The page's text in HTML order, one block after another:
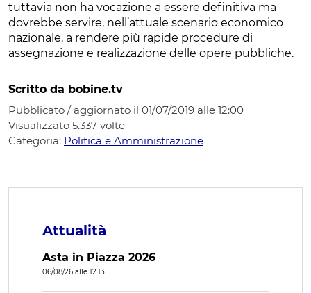
tuttavia non ha vocazione a essere definitiva ma
dovrebbe servire, nell’attuale scenario economico
nazionale, a rendere più rapide procedure di
assegnazione e realizzazione delle opere pubbliche.
Scritto da bobine.tv
Pubblicato / aggiornato il 01/07/2019 alle 12:00
Visualizzato 5.337 volte
Categoria: Politica e Amministrazione
Attualità
Asta in Piazza 2026
06/08/26 alle 12:13